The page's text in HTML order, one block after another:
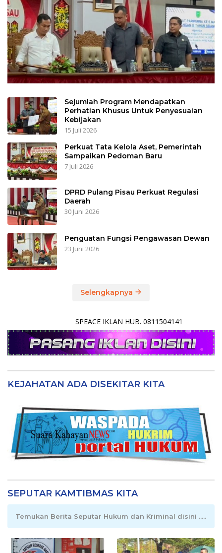
Sejumlah Program Mendapatkan
Perhatian Khusus Untuk Penyesuaian
Kebijakan
15 Juli 2026
Perkuat Tata Kelola Aset, Pemerintah
Sampaikan Pedoman Baru
7 Juli 2026
DPRD Pulang Pisau Perkuat Regulasi
Daerah
30 Juni 2026
Penguatan Fungsi Pengawasan Dewan
23 Juni 2026
Selengkapnya
SPEACE IKLAN HUB. 0811504141
KEJAHATAN ADA DISEKITAR KITA
SEPUTAR KAMTIBMAS KITA
Temukan Berita Seputar Hukum dan Kriminal disini .....